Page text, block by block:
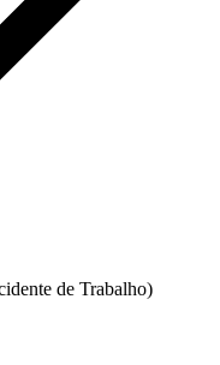
de Trabalho)